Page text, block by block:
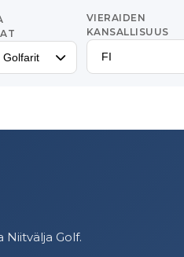
Golfarit
VIERAIDEN
KANSALLISUUS
Golf.